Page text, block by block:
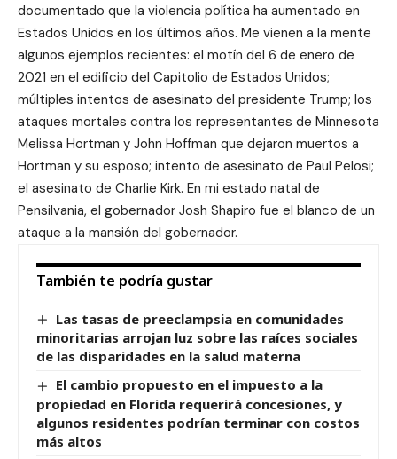
documentado que la violencia política ha aumentado en
Estados Unidos en los últimos años. Me vienen a la mente
algunos ejemplos recientes: el motín del 6 de enero de
2021 en el edificio del Capitolio de Estados Unidos;
múltiples intentos de asesinato del presidente Trump; los
ataques mortales contra los representantes de Minnesota
Melissa Hortman y John Hoffman que dejaron muertos a
Hortman y su esposo; intento de asesinato de Paul Pelosi;
el asesinato de Charlie Kirk. En mi estado natal de
Pensilvania, el gobernador Josh Shapiro fue el blanco de un
ataque a la mansión del gobernador.
También te podría gustar
Las tasas de preeclampsia en comunidades
minoritarias arrojan luz sobre las raíces sociales
de las disparidades en la salud materna
El cambio propuesto en el impuesto a la
propiedad en Florida requerirá concesiones, y
algunos residentes podrían terminar con costos
más altos